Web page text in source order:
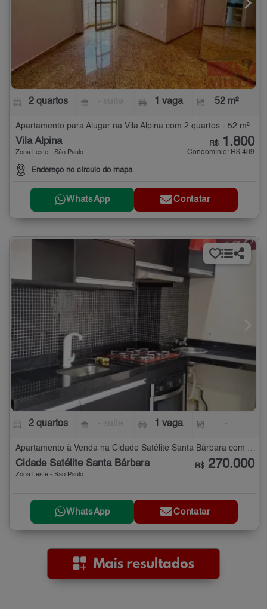
2 quartos 1 vaga 52 m²
Apartamento para Alugar na Vila Alpina com 2 quartos - 52 m²
Vila Alpina
Zona Leste - São Paulo
Endereço no círculo do mapa
R$ 1.800
Condomínio: R$ 489
WhatsApp Contatar
2 quartos 1 vaga
Apartamento à Venda na Cidade Satélite Santa Bárbara com 2 quartos
Cidade Satélite Santa Bárbara
Zona Leste - São Paulo
R$ 270.000
WhatsApp Contatar